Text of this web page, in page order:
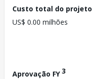
Custo total do projeto
US$ 0.00 milhões
Aprovação FY3